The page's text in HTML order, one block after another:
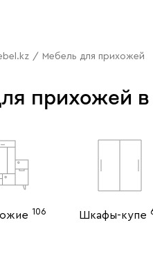
/ Мебель для прихожей
прихожей в
106 Шкафы-купе